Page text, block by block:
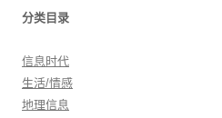
分类目录
信息时代
生活/情感
地理信息